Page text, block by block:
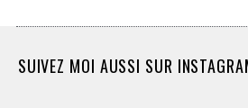
SUIVEZ MOI AUSSI SUR